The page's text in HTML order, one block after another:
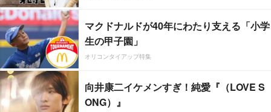
マクドナルドが40年にわたり支える「小学
生の甲子園」
オリコンタイアップ特集
向井康二イケメンすぎ！純愛『（LOVE S
ONG）』